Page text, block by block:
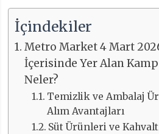
İçindekiler
Metro Market 4 Mart
İçerisinde Yer Alan
Neler?
Temizlik ve Ambalaj
Alım Avantajları
Süt Ürünleri ve